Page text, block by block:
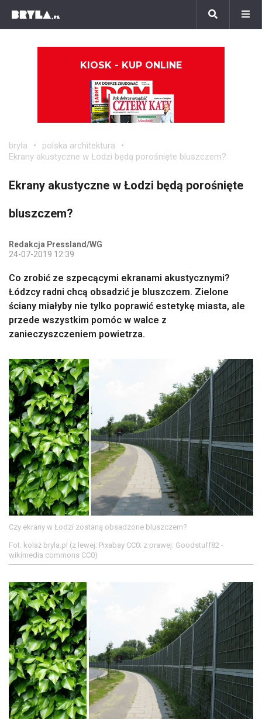
KIOSK - KUP ONLINE
bryła
polska architektura
Ekrany akustyczne w Łodzi będą porośnięte bluszczem?
Ekrany akustyczne w Łodzi będą porośnięte
bluszczem?
Redakcja Pressland/WG
24-07-2019 12:39
Co zrobić ze szpecącymi ekranami akustycznymi?
Łódzcy radni chcą obsadzić je bluszczem. Zielone
ściany miałyby nie tylko poprawić estetykę miasta, ale
przede wszystkim pomóc w walce z
zanieczyszczeniem powietrza.
Czy ekrany w Łodzi zostaną obsadzone bluszczem?
Fot. kolaż bryla.pl (z lewej: Pixabay CC0; z prawej: Goodstuff82 -
wikimedia commons CC0)